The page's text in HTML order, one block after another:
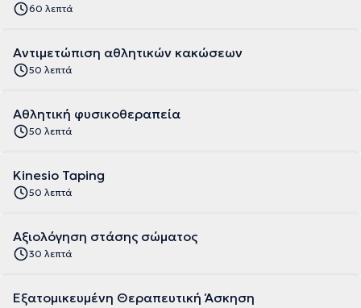
60 λεπτά
Αντιμετώπιση αθλητικών κακώσεων
50 λεπτά
Αθλητική φυσικοθεραπεία
50 λεπτά
Kinesio Taping
50 λεπτά
Αξιολόγηση στάσης σώματος
30 λεπτά
Εξατομικευμένη Θεραπευτική Άσκηση